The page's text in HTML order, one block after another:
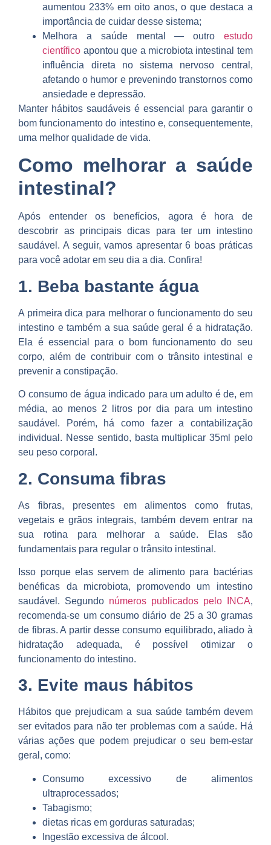
aumentou 233% em oito anos, o que destaca a
importância de cuidar desse sistema;
Melhora a saúde mental — outro estudo
científico apontou que a microbiota intestinal tem
influência direta no sistema nervoso central,
afetando o humor e prevenindo transtornos como
ansiedade e depressão.
Manter hábitos saudáveis é essencial para garantir o
bom funcionamento do intestino e, consequentemente,
uma melhor qualidade de vida.
Como melhorar a saúde
intestinal?
Após entender os benefícios, agora é hora de
descobrir as principais dicas para ter um intestino
saudável. A seguir, vamos apresentar 6 boas práticas
para você adotar em seu dia a dia. Confira!
1. Beba bastante água
A primeira dica para melhorar o funcionamento do seu
intestino e também a sua saúde geral é a hidratação.
Ela é essencial para o bom funcionamento do seu
corpo, além de contribuir com o trânsito intestinal e
prevenir a constipação.
O consumo de água indicado para um adulto é de, em
média, ao menos 2 litros por dia para um intestino
saudável. Porém, há como fazer a contabilização
individual. Nesse sentido, basta multiplicar 35ml pelo
seu peso corporal.
2. Consuma fibras
As fibras, presentes em alimentos como frutas,
vegetais e grãos integrais, também devem entrar na
sua rotina para melhorar a saúde. Elas são
fundamentais para regular o trânsito intestinal.
Isso porque elas servem de alimento para bactérias
benéficas da microbiota, promovendo um intestino
saudável. Segundo números publicados pelo INCA,
recomenda-se um consumo diário de 25 a 30 gramas
de fibras. A partir desse consumo equilibrado, aliado à
hidratação adequada, é possível otimizar o
funcionamento do intestino.
3. Evite maus hábitos
Hábitos que prejudicam a sua saúde também devem
ser evitados para não ter problemas com a saúde. Há
várias ações que podem prejudicar o seu bem-estar
geral, como:
Consumo excessivo de alimentos
ultraprocessados;
Tabagismo;
dietas ricas em gorduras saturadas;
Ingestão excessiva de álcool.